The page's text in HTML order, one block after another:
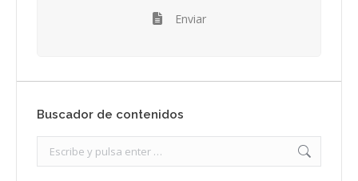
Enviar
Buscador de contenidos